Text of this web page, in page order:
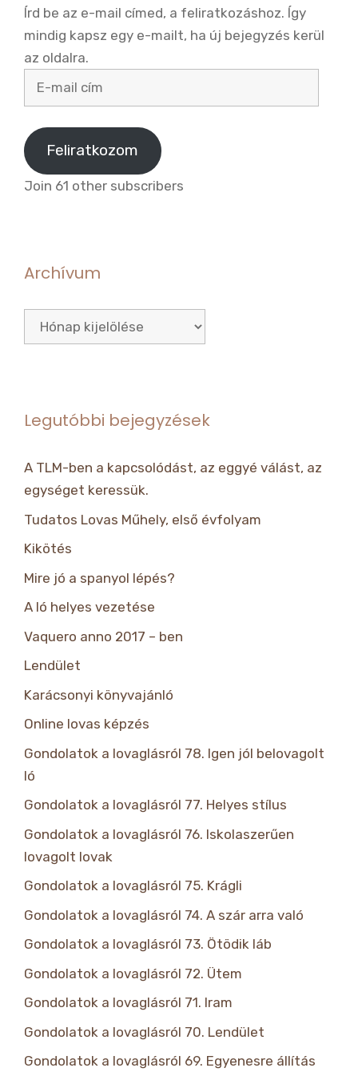
Írd be az e-mail címed, a feliratkozáshoz. Így
mindig kapsz egy e-mailt, ha új bejegyzés kerül
az oldalra.
mail
cím
Feliratkozom
Join 61 other subscribers
Archívum
Archívum
Legutóbbi bejegyzések
A TLM-ben a kapcsolódást, az eggyé válást, az
egységet keressük.
Tudatos Lovas Műhely, első évfolyam
Kikötés
Mire jó a spanyol lépés?
A ló helyes vezetése
Vaquero anno 2017 – ben
Lendület
Karácsonyi könyvajánló
Online lovas képzés
Gondolatok a lovaglásról 78. Igen jól belovagolt
ló
Gondolatok a lovaglásról 77. Helyes stílus
Gondolatok a lovaglásról 76. Iskolaszerűen
lovagolt lovak
Gondolatok a lovaglásról 75. Krágli
Gondolatok a lovaglásról 74. A szár arra való
Gondolatok a lovaglásról 73. Ötödik láb
Gondolatok a lovaglásról 72. Ütem
Gondolatok a lovaglásról 71. Iram
Gondolatok a lovaglásról 70. Lendület
Gondolatok a lovaglásról 69. Egyenesre állítás